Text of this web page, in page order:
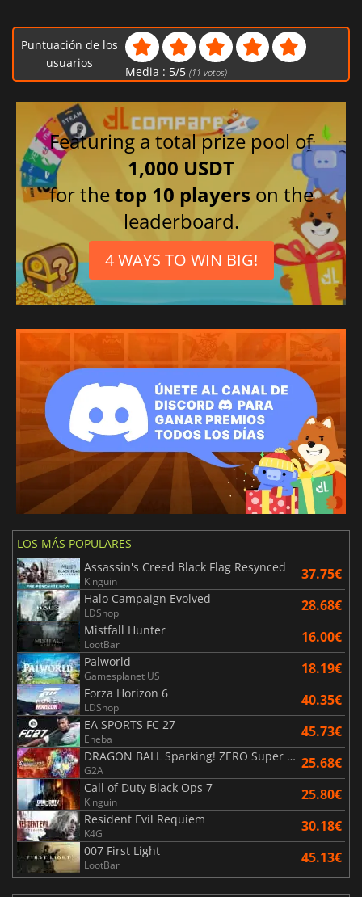
Puntuación de los
usuarios
Media : 5/5 (11 votos)
Featuring a total prize pool of
1,000 USDT
for thetop 10 players on the
leaderboard.
4 WAYS TO WIN BIG!
LOS MÁS POPULARES
Assassin's Creed Black Flag Resynced
Kinguin 37.75€
Halo Campaign Evolved
LDShop 28.68€
Mistfall Hunter
LootBar 16.00€
Palworld
Gamesplanet US 18.19€
Forza Horizon 6
LDShop 40.35€
EA SPORTS FC 27
Eneba 45.73€
DRAGON BALL Sparking! ZERO Super Limit Breaking NEO
G2A 25.68€
Call of Duty Black Ops 7
Kinguin 25.80€
Resident Evil Requiem
K4G 30.18€
007 First Light
LootBar 45.13€